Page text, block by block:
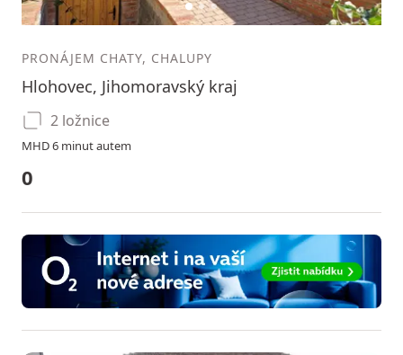
12 3
PRONÁJEM CHATY, CHALUPY
Hlohovec, Jihomoravský kraj
2 ložnice
MHD 6 minut autem
0